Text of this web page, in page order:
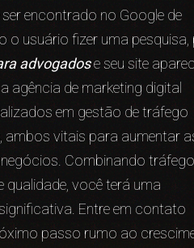
ser encontrado no Google de
o usuário fizer uma pesquisa,
advogadose seu site
agência de marketing digital
em gestão de tráfego
ambos vitais para aumentar
Combinando tráfego
qualidade, você terá uma
Entre em contato
passo rumo ao